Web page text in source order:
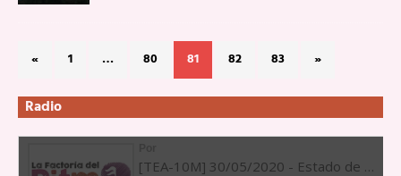
« 1 … 80 81 82 83 »
Radio